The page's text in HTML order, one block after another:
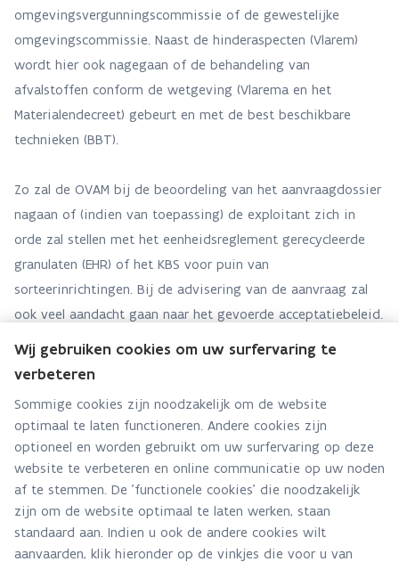
omgevingsvergunningscommissie of de gewestelijke
omgevingscommissie. Naast de hinderaspecten (Vlarem)
wordt hier ook nagegaan of de behandeling van
afvalstoffen conform de wetgeving (Vlarema en het
Materialendecreet) gebeurt en met de best beschikbare
technieken (BBT).
Zo zal de OVAM bij de beoordeling van het aanvraagdossier
nagaan of (indien van toepassing) de exploitant zich in
orde zal stellen met het eenheidsreglement gerecycleerde
granulaten (EHR) of het KBS voor puin van
sorteerinrichtingen. Bij de advisering van de aanvraag zal
ook veel aandacht gaan naar het gevoerde acceptatiebeleid.
Team bouw
Hebt u een vraag voor dit team? Stel ze hier:
Via contact formulier
Alle contactgegevens
Adres
Wij gebruiken cookies om uw surfervaring te
verbeteren
Sommige cookies zijn noodzakelijk om de website
optimaal te laten functioneren. Andere cookies zijn
optioneel en worden gebruikt om uw surfervaring op deze
website te verbeteren en online communicatie op uw noden
af te stemmen. De 'functionele cookies' die noodzakelijk
zijn om de website optimaal te laten werken, staan
standaard aan. Indien u ook de andere cookies wilt
aanvaarden, klik hieronder op de vinkjes die voor u van